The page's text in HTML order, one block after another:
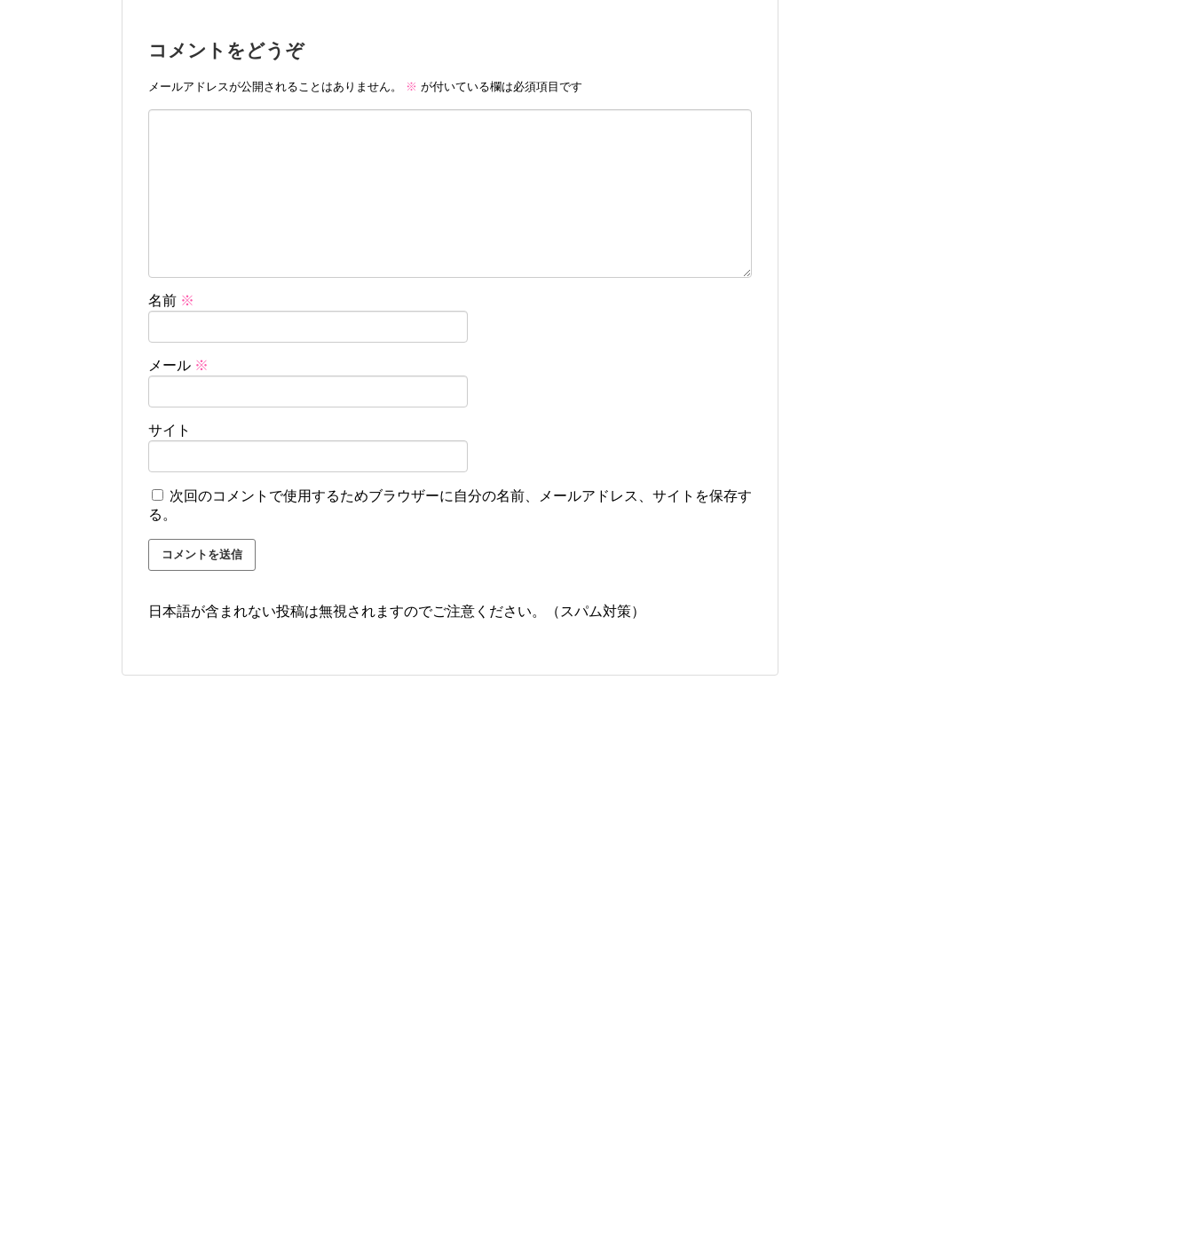
コメントをどうぞ
メールアドレスが公開されることはありません。 ※ が付いている欄は必須項目です
名前 ※
メール ※
サイト
次回のコメントで使用するためブラウザーに自分の名前、メールアドレス、サイトを保存す
る。
日本語が含まれない投稿は無視されますのでご注意ください。（スパム対策）